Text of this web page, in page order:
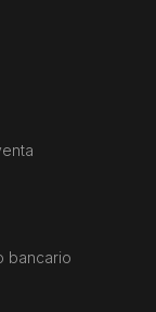
bancario